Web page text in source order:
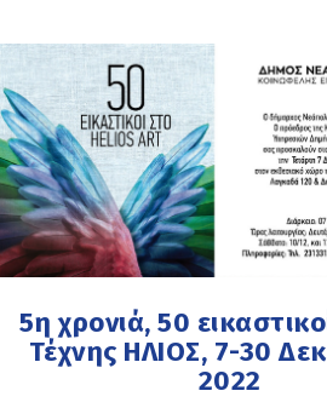
5η χρονιά, 50
Τέχνης ΗΛΙΟΣ, 7-30
2022